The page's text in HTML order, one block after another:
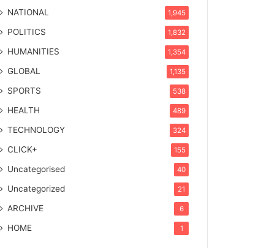
NATIONAL 1,945
POLITICS 1,832
HUMANITIES 1,354
GLOBAL 1,135
SPORTS 538
HEALTH 489
TECHNOLOGY 324
CLICK+ 155
Uncategorised 40
Uncategorized 21
ARCHIVE 6
HOME 1